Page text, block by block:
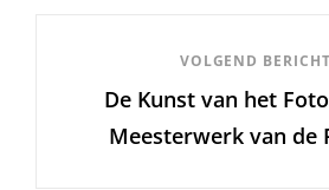
Bericht
VOLGEND BERICHT
De Kunst van het
Meesterwerk van de